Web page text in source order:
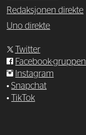
Redaksjonen direkte
Uno direkte
Twitter
Facebook-gruppen
Instagram
•Snapchat
•
TikTok